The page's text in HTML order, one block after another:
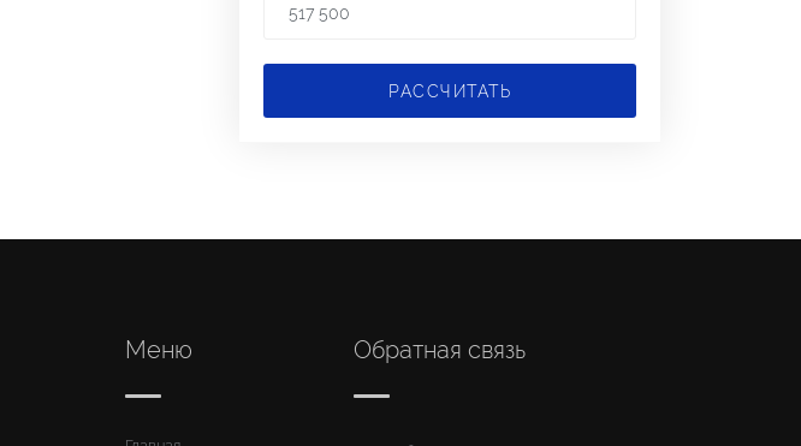
РАССЧИТАТЬ
Меню Обратная связь